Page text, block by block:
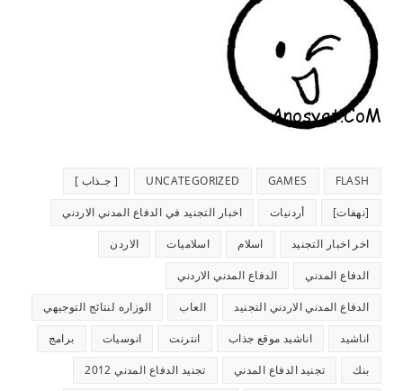
FLASH
GAMES
UNCATEGORIZED [ جـذاب ]
[نهفات] أردنيات اخبار التجنيد في الدفاع المدني الاردني
اخر اخبار التجنيد اسلام اسلاميات الاردن
الدفاع المدني الدفاع المدني الاردني
الدفاع المدني الاردني التجنيد العاب الوزاره لنتائج التوجيهي
اناشيد اناشيد موقع جذاب انترنت انوسيات برامج
بنك تجنيد الدفاع المدني تجنيد الدفاع المدني 2012